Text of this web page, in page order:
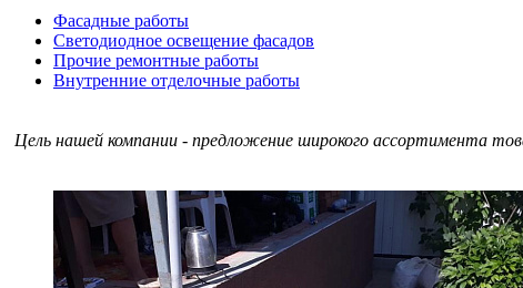
Фасадные работы
Светодиодное освещение фасадов
Прочие ремонтные работы
Внутренние отделочные работы
Цель нашей компании - предложение широкого ассортимента